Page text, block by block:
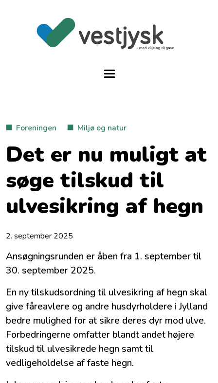
Foreningen Miljø og natur
Det er nu muligt at
søge tilskud til
ulvesikring af hegn
2. september 2025
Ansøgningsrunden er åben fra 1. september til
30. september 2025.
En ny tilskudsordning til ulvesikring af hegn skal
give fåreavlere og andre husdyrholdere i Jylland
bedre mulighed for at sikre deres dyr mod ulve.
Forbedringerne omfatter blandt andet højere
tilskud til ulvesikrede hegn samt til
vedligeholdelse af faste hegn.